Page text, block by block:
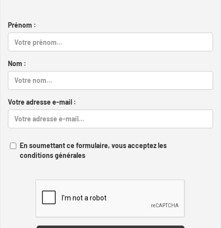
Prénom :
Nom :
Votre adresse e-mail :
En soumettant ce formulaire, vous acceptez les
conditions générales